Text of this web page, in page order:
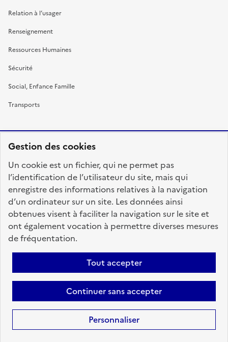
Gestion des cookies
Un cookie est un fichier, qui ne permet pas
l’identification de l’utilisateur du site, mais qui
enregistre des informations relatives à la navigation
d’un ordinateur sur un site. Les données ainsi
obtenues visent à faciliter la navigation sur le site et
ont également vocation à permettre diverses mesures
de fréquentation.
Tout accepter
Continuer sans accepter
Personnaliser
Relation à l’usager
Renseignement
Ressources Humaines
Sécurité
Social, Enfance Famille
Transports
FRANÇAISE
fonction-publique.gouv.fr
legifrance.gouv.fr
gouvernement.fr
Accessibilité : totalement conforme
Personnaliser les cookies
Mentions légales Contact
candidats
Sauf mention contraire, tous les textes de ce site sont sous
etalab-2.0